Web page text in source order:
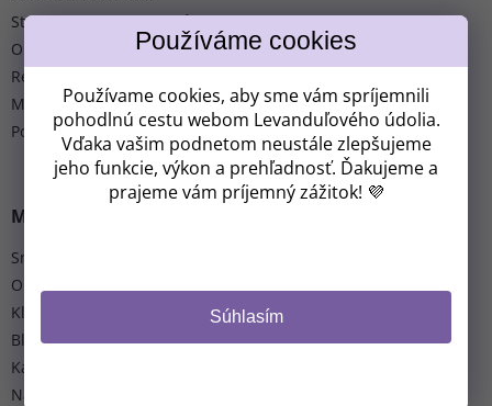
Používame cookies, aby sme vám spríjemnili
pohodlnú cestu webom Levanduľového údolia.
Vďaka vašim podnetom neustále zlepšujeme
jeho funkcie, výkon a prehľadnosť. Ďakujeme a
prajeme vám príjemný zážitok! 💜
Súhlasím
Storno podmínky pobytů
Obchodné podmienky
Reklamácia a vrátenie tovaru
Moja objednávka
Podmienky ochrany osobných údajov
MOHLO BY VÁS ZAUJÍMAŤ
Sme celoročný areál
O nás
Klub Molecules of Life
Blog
Kalendár akcií
Napísali o nás